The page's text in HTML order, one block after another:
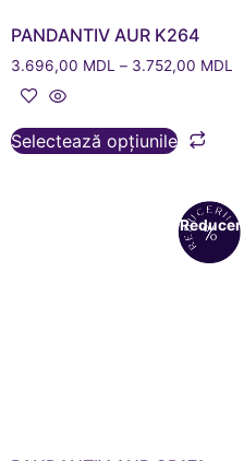
PANDANTIV AUR K264
3.696,00 MDL – 3.752,00 MDL
Selectează opțiunile
Reduceri!